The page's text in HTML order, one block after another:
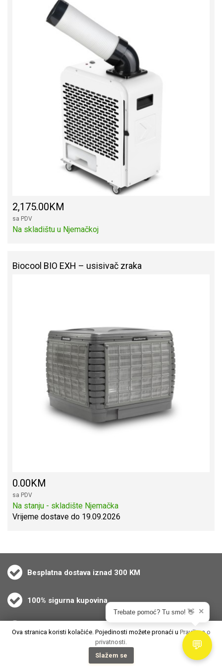
2,175.00KM
sa PDV
Na skladištu u Njemačkoj
Biocool BIO EXH – usisivač zraka
0.00KM
sa PDV
Na stanju - skladište Njemačka
Vrijeme dostave do 19.09.2026
Besplatna dostava iznad 300 KM
100% sigurna kupovina
Dostava u 2 dana
Ova stranica koristi kolačiće. Pojedinosti možete pronaći u Pravilima o
privatnosti.
Slažem se
Trebate pomoć? Tu smo! 👋 ✕
💬